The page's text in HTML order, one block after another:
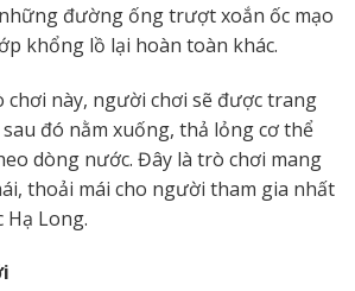
đường ống trượt xoắn ốc mạo
khổng lồ lại hoàn toàn khác.
chơi này, người chơi sẽ được trang
đó nằm xuống, thả lỏng cơ thể
dòng nước. Đây là trò chơi mang
thoải mái cho người tham gia nhất
Hạ Long.